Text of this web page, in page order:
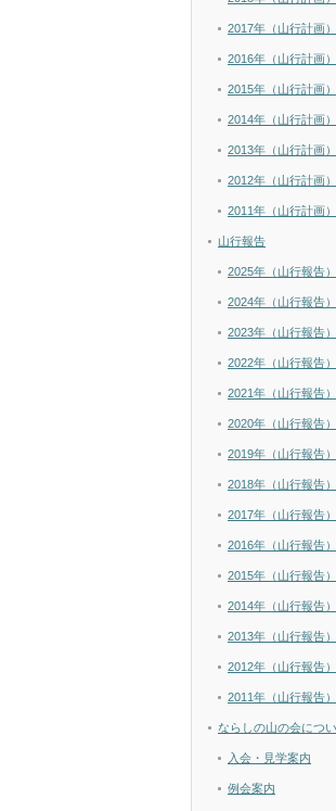
2017年（山行計画）
2016年（山行計画）
2015年（山行計画）
2014年（山行計画）
2013年（山行計画）
2012年（山行計画）
2011年（山行計画）
山行報告
2025年（山行報告）
2024年（山行報告）
2023年（山行報告）
2022年（山行報告）
2021年（山行報告）
2020年（山行報告）
2019年（山行報告）
2018年（山行報告）
2017年（山行報告）
2016年（山行報告）
2015年（山行報告）
2014年（山行報告）
2013年（山行報告）
2012年（山行報告）
2011年（山行報告）
ならしの山の会につ
入会・見学案内
例会案内